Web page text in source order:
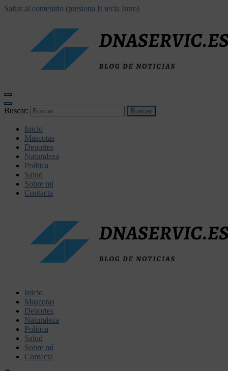
Saltar al contenido (presiona la tecla Intro)
Buscar:
Inicio
Mascotas
Deportes
Naturaleza
Política
Salud
Sobre mí
Contacta
dnaservic.es
Inicio
Mascotas
Deportes
Naturaleza
Política
Salud
Sobre mí
Contacta